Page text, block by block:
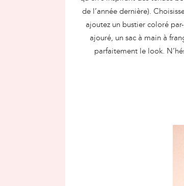
de l’année dernière).
ajoutez un bustier coloré
ajouré, un sac à main à
parfaitement le look.